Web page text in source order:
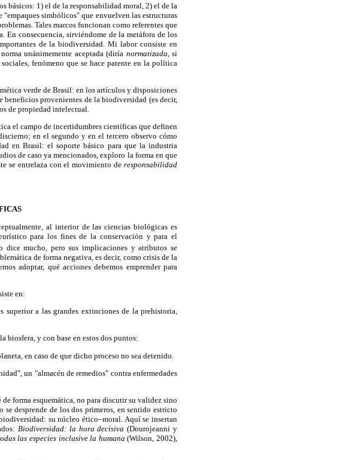
básicos: 1) el de la responsabilidad moral, 2) el de la
simbólicos" que envuelven las estructuras
Tales marcos funcionan como referentes que
En consecuencia, sirviéndome de la metáfora de los
de la biodiversidad. Mi labor consiste en
unánimemente aceptada (diría normatizada, si
fenómeno que se hace patente en la política
verde de Brasil: en los artículos y disposiciones
beneficios provenientes de la biodiversidad (es decir,
de propiedad intelectual.
el campo de incertidumbres científicas que definen
en el segundo y en el tercero observo cómo
en Brasil: el soporte básico para que la industria
de caso ya mencionados, exploro la forma en que
se entrelaza con el movimiento deresponsabilidad
al interior de las ciencias biológicas es
para los fines de la conservación y para el
mucho, pero sus implicaciones y atributos se
de forma negativa, es decir, como crisis de la
adoptar, qué acciones debemos emprender para
en:
superior a las grandes extinciones de la prehistoria,
y con base en estos dos puntos:
en caso de que dicho proceso no sea detenido.
un "almacén de remedios" contra enfermedades
forma esquemática, no para discutir su validez sino
desprende de los dos primeros, en sentido estricto
su núcleo ético–moral. Aquí se insertan
Biodiversidad: la hora decisiva (Dourojeanni y
las especies inclusive la humana (Wilson, 2002),